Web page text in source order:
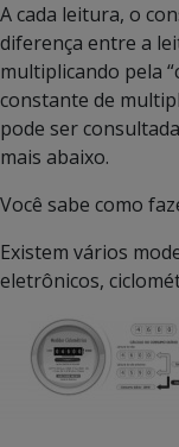
A cada leitura, o
diferença entre a
multiplicando pela
constante de
pode ser
mais abaixo.
Você sabe como
Existem vários
eletrônicos,